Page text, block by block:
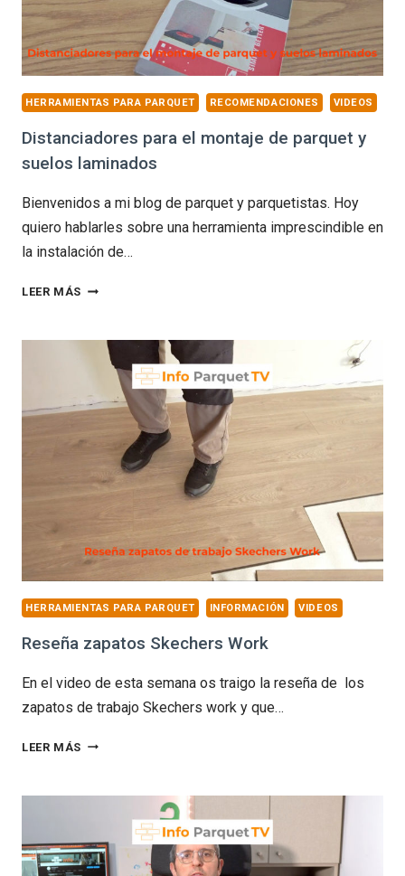
HERRAMIENTAS PARA PARQUET RECOMENDACIONES VIDEOS
Distanciadores para el montaje de parquet y
suelos laminados
Bienvenidos a mi blog de parquet y parquetistas. Hoy
quiero hablarles sobre una herramienta imprescindible en
la instalación de…
LEER MÁS DISTANCIADORES
EL
MONTAJE
PARQUET
Y
SUELOS
LAMINADOS
HERRAMIENTAS PARA PARQUET INFORMACIÓN VIDEOS
Reseña zapatos Skechers Work
En el video de esta semana os traigo la reseña de los
zapatos de trabajo Skechers work y que…
LEER MÁS RESEÑA
SKECHERS